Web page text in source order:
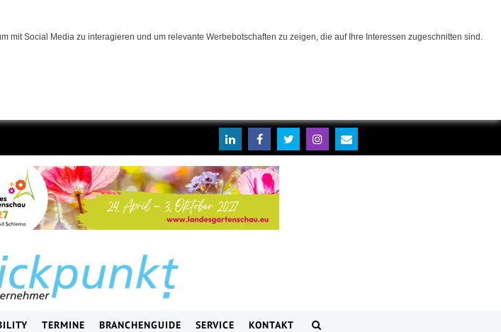
Social Media zu interagieren und um relevante Werbebotschaften zu zeigen, die auf Ihre Interessen zugeschnitten sind.
TERMINE BRANCHENGUIDE SERVICE KONTAKT